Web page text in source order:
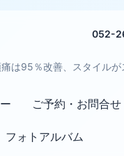
052-
は95％改善、スタイルが
ご予約・お問合せ
フォトアルバム